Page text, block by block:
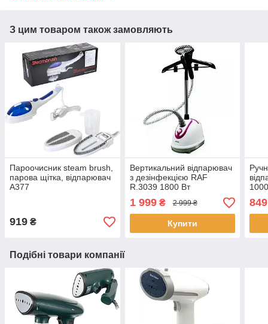
З цим товаром також замовляють
Пароочисник steam brush,
парова щітка, відпарювач
A377
919 ₴
Вертикальний відпарювач
з дезінфекцією RAF
R.3039 1800 Вт
Парогенератор для одягу
1 999₴ 2 999 ₴
Купити
849
Подібні товари компанії